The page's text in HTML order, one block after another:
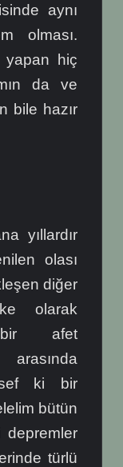
aynı
olması.
yapan hiç
da ve
bile hazır
yıllardır
olası
diğer
olarak
bir afet
ki bir
bütün
depremler
türlü